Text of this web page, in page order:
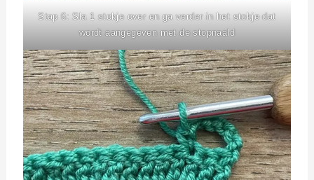
Stap 6: Sla 1 stokje over en ga verder in het stokje dat
wordt aangegeven met de stopnaald